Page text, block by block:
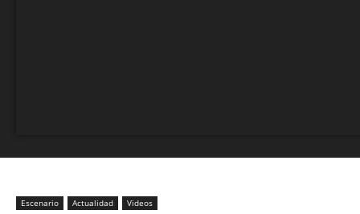
Escenario Actualidad Videos